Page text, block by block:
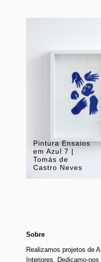
Pintura Ensaios
em Azul 7 |
Tomás de
Castro Neves
Sobre
Realizamos projetos de
Interiores. Dedicamo-